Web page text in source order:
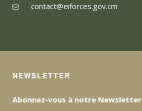
contact@eiforces.gov.cm
NEWSLETTER
Abonnez-vous à notre Newsletter